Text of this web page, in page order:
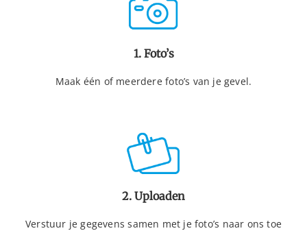
1. Foto’s
Maak één of meerdere foto’s van je gevel.
2. Uploaden
Verstuur je gegevens samen met je foto’s naar ons toe